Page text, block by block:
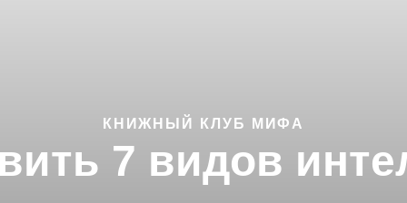
КНИЖНЫЙ КЛУБ МИФА
7 видов